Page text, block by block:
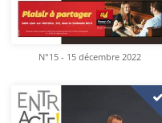
N°15 - 15 décembre 2022